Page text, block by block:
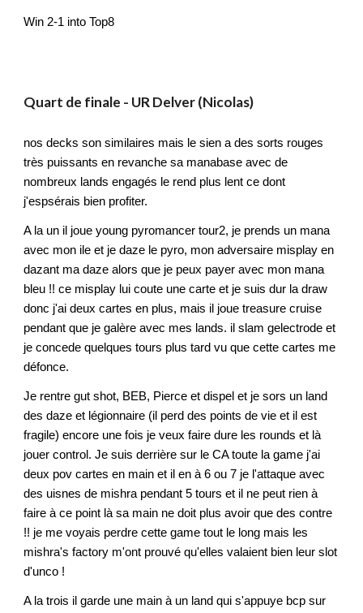
Win 2-1 into Top8
Quart de finale - UR Delver (Nicolas)
nos decks son similaires mais le sien a des sorts rouges
très puissants en revanche sa manabase avec de
nombreux lands engagés le rend plus lent ce dont
j'espsérais bien profiter.
A la un il joue young pyromancer tour2, je prends un mana
avec mon ile et je daze le pyro, mon adversaire misplay en
dazant ma daze alors que je peux payer avec mon mana
bleu !! ce misplay lui coute une carte et je suis dur la draw
donc j'ai deux cartes en plus, mais il joue treasure cruise
pendant que je galère avec mes lands. il slam gelectrode et
je concede quelques tours plus tard vu que cette cartes me
défonce.
Je rentre gut shot, BEB, Pierce et dispel et je sors un land
des daze et légionnaire (il perd des points de vie et il est
fragile) encore une fois je veux faire dure les rounds et là
jouer control. Je suis derrière sur le CA toute la game j'ai
deux pov cartes en main et il en à 6 ou 7 je l'attaque avec
des uisnes de mishra pendant 5 tours et il ne peut rien à
faire à ce point là sa main ne doit plus avoir que des contre
!! je me voyais perdre cette game tout le long mais les
mishra's factory m'ont prouvé qu'elles valaient bien leur slot
d'unco !
A la trois il garde une main à un land qui s'appuye bcp sur